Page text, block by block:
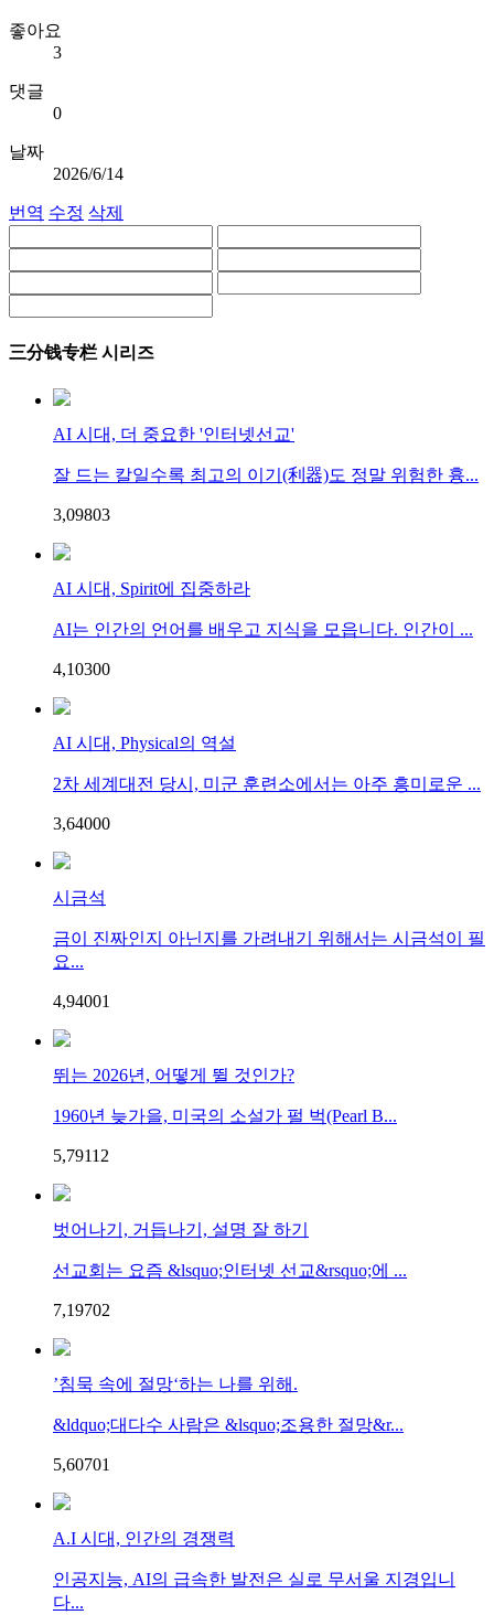
좋아요
3
댓글
0
날짜
2026/6/14
번역 수정 삭제
三分钱专栏 시리즈
AI 시대, 더 중요한 '인터넷선교'
잘 드는 칼일수록 최고의 이기(利器)도 정말 위험한 흉...
3,09803
AI 시대, Spirit에 집중하라
AI는 인간의 언어를 배우고 지식을 모읍니다. 인간이 ...
4,10300
AI 시대, Physical의 역설
2차 세계대전 당시, 미군 훈련소에서는 아주 흥미로운 ...
3,64000
시금석
금이 진짜인지 아닌지를 가려내기 위해서는 시금석이 필
요...
4,94001
뛰는 2026년, 어떻게 뛸 것인가?
1960년 늦가을, 미국의 소설가 펄 벅(Pearl B...
5,7911 2
벗어나기, 거듭나기, 설명 잘 하기
선교회는 요즘 &lsquo;인터넷 선교&rsquo;에 ...
7,19702
’침묵 속에 절망‘하는 나를 위해.
&ldquo;대다수 사람은 &lsquo;조용한 절망&r...
5,60701
A.I 시대, 인간의 경쟁력
인공지능, AI의 급속한 발전은 실로 무서울 지경입니
다...